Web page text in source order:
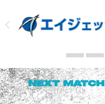
NEXT MATCH